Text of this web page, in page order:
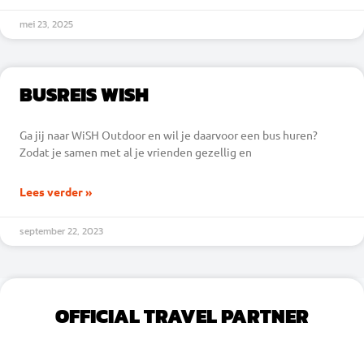
mei 23, 2025
BUSREIS WISH
Ga jij naar WiSH Outdoor en wil je daarvoor een bus huren?
Zodat je samen met al je vrienden gezellig en
Lees verder »
september 22, 2023
OFFICIAL TRAVEL PARTNER